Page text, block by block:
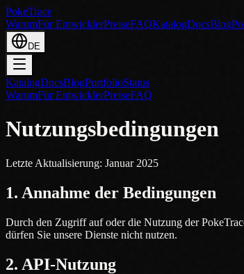
PokeTrace
WarumFür EntwicklerPreiseFAQKatalogDocsBlog
DE
KatalogDocsBlogPortfolioStatus
WarumFür EntwicklerPreiseFAQ
Nutzungsbedingungen
Letzte Aktualisierung: Januar 2025
1. Annahme der Bedingungen
Durch den Zugriff auf oder die Nutzung der
dürfen Sie unsere Dienste nicht nutzen.
2. API-Nutzung